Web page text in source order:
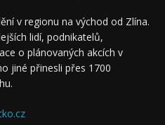
v regionu na východ od Zlína.
lidí, podnikatelů,
o plánovaných akcích v
jiné přinesli přes 1700